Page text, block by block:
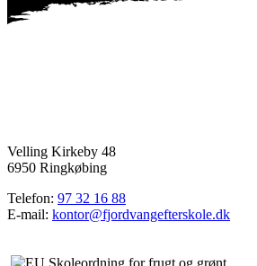
Velling Kirkeby 48
6950 Ringkøbing
Telefon: 97 32 16 88
E-mail: kontor@fjordvangefterskole.dk